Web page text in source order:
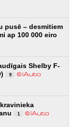
pusē – desmitiem
ap 100 000 eiro
Shelby F-
9
1